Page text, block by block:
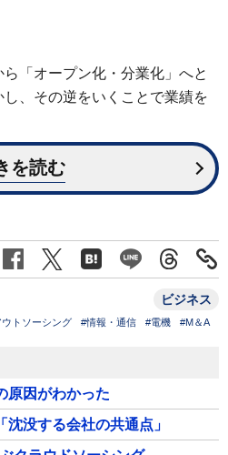
「オープン化・分業化」へと
、その逆をいくことで業績を
を読む
ビジネス
ウトソーシング #情報・通信 #電機 #M＆A
原因がわかった
没する会社の共通点」